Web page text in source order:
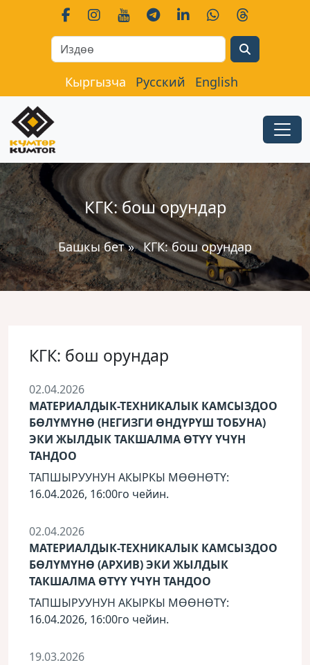
Кыргызча Русский English
КГК: бош орундар
Башкы бет» КГК: бош орундар
КГК: бош орундар
02.04.2026
МАТЕРИАЛДЫК-ТЕХНИКАЛЫК КАМСЫЗДОО
БӨЛҮМҮНӨ (НЕГИЗГИ ӨНДҮРҮШ ТОБУНА)
ЭКИ ЖЫЛДЫК ТАКШАЛМА ӨТҮҮ ҮЧҮН
ТАНДОО
ТАПШЫРУУНУН АКЫРКЫ МӨӨНӨТҮ:
16.04.2026, 16:00го чейин.
02.04.2026
МАТЕРИАЛДЫК-ТЕХНИКАЛЫК КАМСЫЗДОО
БӨЛҮМҮНӨ (АРХИВ) ЭКИ ЖЫЛДЫК
ТАКШАЛМА ӨТҮҮ ҮЧҮН ТАНДОО
ТАПШЫРУУНУН АКЫРКЫ МӨӨНӨТҮ:
16.04.2026, 16:00го чейин.
19.03.2026